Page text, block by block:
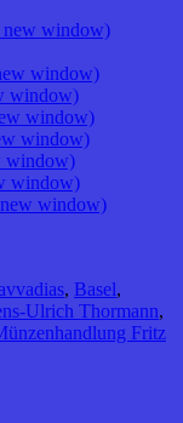
new window)
window)
window)
window)
window)
window)
window)
window)
, Basel,
Ulrich Thormann,
Fritz